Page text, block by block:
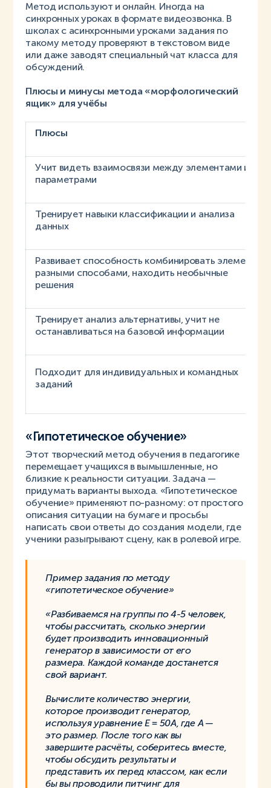
Метод используют и онлайн. Иногда на
синхронных уроках в формате видеозвонка. В
школах с асинхронными уроками задания по
такому методу проверяют в текстовом виде
или даже заводят специальный чат класса для
обсуждений.
Плюсы и минусы метода «морфологический
ящик» для учёбы
Плюсы
Учит видеть взаимосвязи между элементами и
параметрами
Тренирует навыки классификации и анализа
данных
Развивает способность комбинировать элементы
разными способами, находить необычные
решения
Тренирует анализ альтернативы, учит не
останавливаться на базовой информации
Подходит для индивидуальных и командных
заданий
«Гипотетическое обучение»
Этот творческий метод обучения в педагогике
перемещает учащихся в вымышленные, но
близкие к реальности ситуации. Задача —
придумать варианты выхода. «Гипотетическое
обучение» применяют по-разному: от простого
описания ситуации на бумаге и просьбы
написать свои ответы до создания модели, где
ученики разыгрывают сцену, как в ролевой игре.
Пример задания по методу
«гипотетическое обучение»
«Разбиваемся на группы по 4-5 человек,
чтобы рассчитать, сколько энергии
будет производить инновационный
генератор в зависимости от его
размера. Каждой команде достанется
свой вариант.
Вычислите количество энергии,
которое производит генератор,
используя уравнение E = 50A, где A —
это размер. После того как вы
завершите расчёты, соберитесь вместе,
чтобы обсудить результаты и
представить их перед классом, как если
бы вы проводили питчинг для